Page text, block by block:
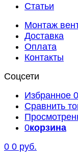
Статьи
Монтаж
Доставка
Оплата
Контакты
Соцсети
Избранное 0
Сравнить
0корзина
0 0 руб.